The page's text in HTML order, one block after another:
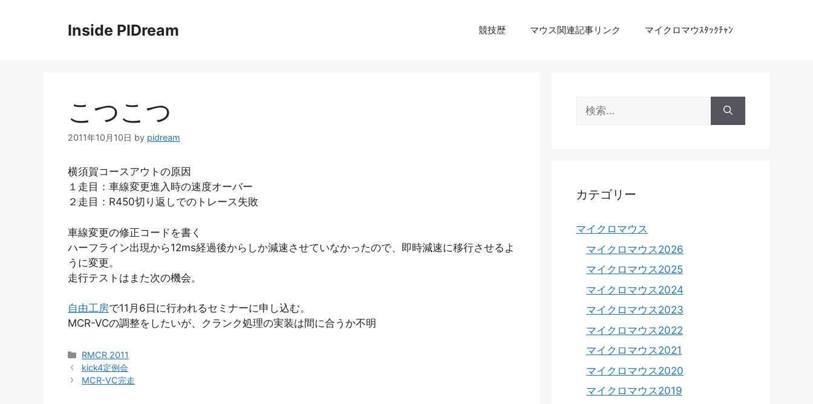
Inside PIDream 競技歴 マウス関連記事リンク マイクロマウｽﾀｯｸﾁｬﾝ
こつこつ
2011年10月10日 by pidream
横須賀コースアウトの原因
１走目：車線変更進入時の速度オーバー
２走目：R450切り返しでのトレース失敗
車線変更の修正コードを書く
ハーフライン出現から12ms経過後からしか減速させていなかったので、即時減速に移行させるよ
うに変更。
走行テストはまた次の機会。
自由工房で11月6日に行われるセミナーに申し込む。
MCR-VCの調整をしたいが、クランク処理の実装は間に合うか不明
カ
テ
ゴ
RMCR 2011
kick4定例会
MCR-VC完走
索:
カテゴリー
マイクロマウス
マイクロマウス2026
マイクロマウス2025
マイクロマウス2024
マイクロマウス2023
マイクロマウス2022
マイクロマウス2021
マイクロマウス2020
マイクロマウス2019